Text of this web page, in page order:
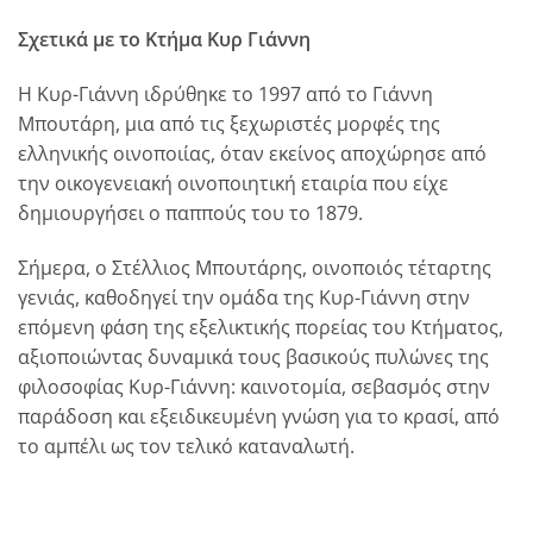
Σχετικά με το Κτήμα Κυρ Γιάννη
Η Κυρ-Γιάννη ιδρύθηκε το 1997 από το Γιάννη
Μπουτάρη, μια από τις ξεχωριστές μορφές της
ελληνικής οινοποιίας, όταν εκείνος αποχώρησε από
την οικογενειακή οινοποιητική εταιρία που είχε
δημιουργήσει ο παππούς του το 1879.
Σήμερα, ο Στέλλιος Μπουτάρης, οινοποιός τέταρτης
γενιάς, καθοδηγεί την ομάδα της Κυρ-Γιάννη στην
επόμενη φάση της εξελικτικής πορείας του Κτήματος,
αξιοποιώντας δυναμικά τους βασικούς πυλώνες της
φιλοσοφίας Κυρ-Γιάννη: καινοτομία, σεβασμός στην
παράδοση και εξειδικευμένη γνώση για το κρασί, από
το αμπέλι ως τον τελικό καταναλωτή.